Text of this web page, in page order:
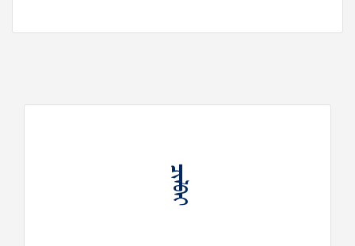
ᠴᠢᠯᠪᠠᠶ